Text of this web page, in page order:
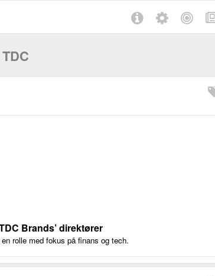
TDC
Brands’ direktører
rolle med fokus på finans og tech.